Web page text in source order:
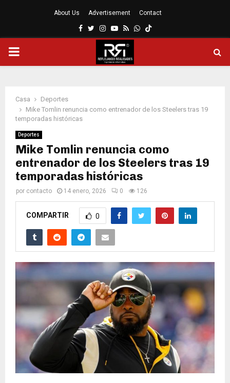
About Us Advertisement Contact
Facebook
Twitter
Instagram
Youtube
RssWhatsapp
MENÚ
Casa
Deportes
Mike Tomlin renuncia como entrenador de los Steelers tras 19
temporadas históricas
Deportes
Mike Tomlin renuncia como
entrenador de los Steelers tras 19
temporadas históricas
por contacto 14 enero, 2026 0 126
COMPARTIR 0